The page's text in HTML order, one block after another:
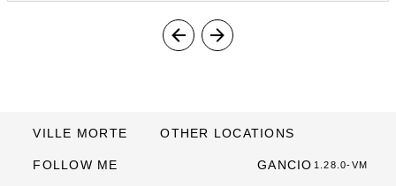
VILLE MORTE OTHER LOCATIONS
FOLLOW ME GANCIO 1.28.0-VM